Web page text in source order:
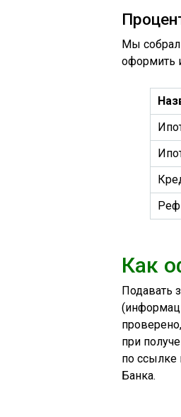
Мы
оформить
Как
Подавать
при
по ссылке
Банка.